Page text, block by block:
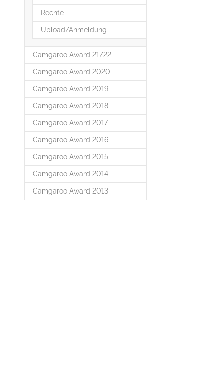
Rechte
Upload/Anmeldung
Camgaroo Award 21/22
Camgaroo Award 2020
Camgaroo Award 2019
Camgaroo Award 2018
Camgaroo Award 2017
Camgaroo Award 2016
Camgaroo Award 2015
Camgaroo Award 2014
Camgaroo Award 2013